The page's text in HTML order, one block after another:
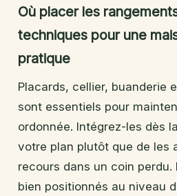
Où placer les
techniques pour une
pratique
Placards, cellier, buanderie
sont essentiels pour
ordonnée. Intégrez-les dès
votre plan plutôt que de les
recours dans un coin perdu.
bien positionnés au niveau